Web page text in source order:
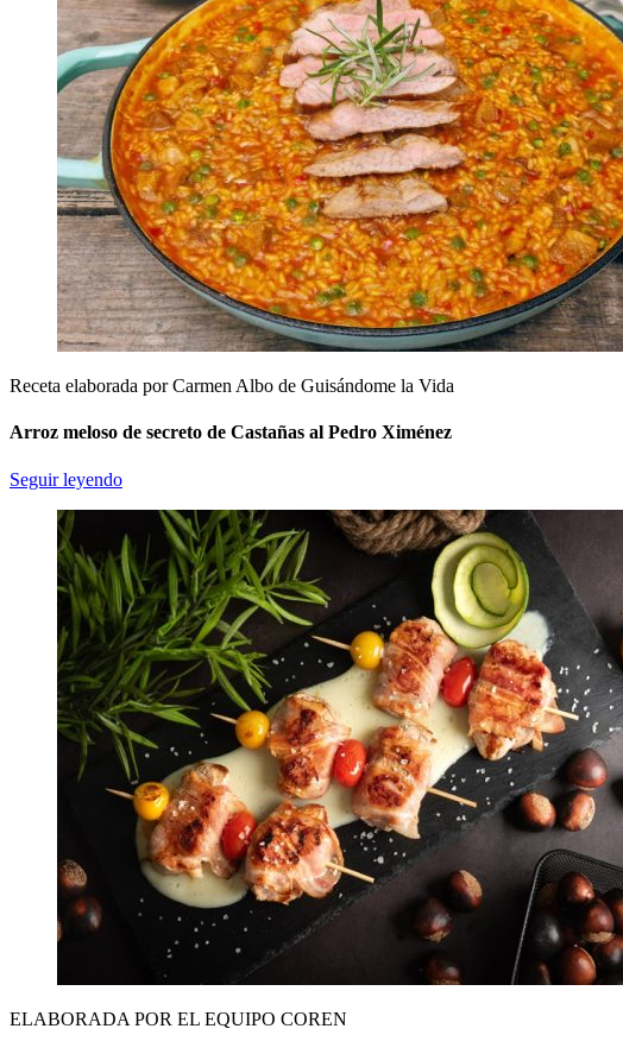
Receta elaborada por Carmen Albo de Guisándome la Vida
Arroz meloso de secreto de Castañas al Pedro Ximénez
Seguir leyendo
ELABORADA POR EL EQUIPO COREN